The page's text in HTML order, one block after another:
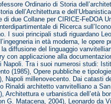
Ordinario di Storia
dell’Architettura e
due Collane per CIRICE-FeDOA
di Ricerca
I suoi principali studi riguardano
in età moderna, le opere
diffusione del linguaggio
con applicazione alla
Tra i suoi numerosi studi:
(1985), Opere pubbliche e
Napoli millenovecento. Dai catasti
Rinaldi architetto vanvitelliano a
Architettura e urbanistica dell’età
G. Matacena, 2004), Leonardo da